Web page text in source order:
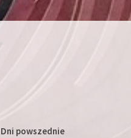
Dni powszednie